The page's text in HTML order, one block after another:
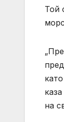
Той
на